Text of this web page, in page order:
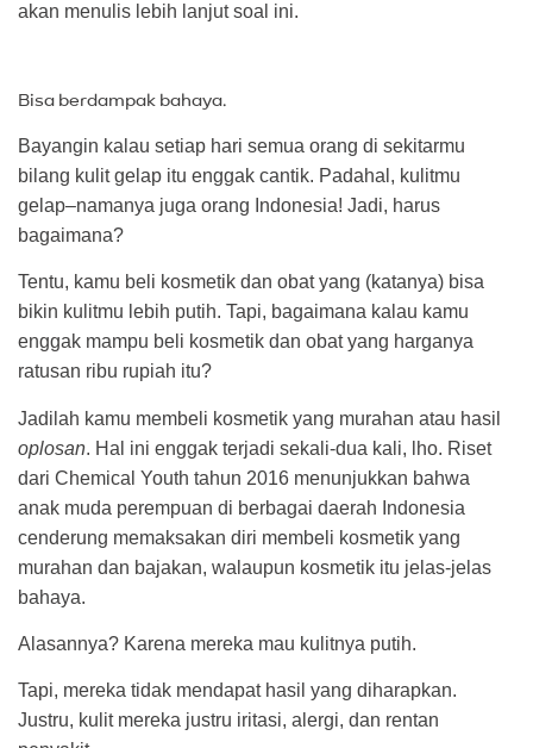
akan menulis lebih lanjut soal ini.
Bisa berdampak bahaya.
Bayangin kalau setiap hari semua orang di sekitarmu
bilang kulit gelap itu enggak cantik. Padahal, kulitmu
gelap–namanya juga orang Indonesia! Jadi, harus
bagaimana?
Tentu, kamu beli kosmetik dan obat yang (katanya) bisa
bikin kulitmu lebih putih. Tapi, bagaimana kalau kamu
enggak mampu beli kosmetik dan obat yang harganya
ratusan ribu rupiah itu?
Jadilah kamu membeli kosmetik yang murahan atau hasil
oplosan. Hal ini enggak terjadi sekali-dua kali, lho. Riset
dari Chemical Youth tahun 2016 menunjukkan bahwa
anak muda perempuan di berbagai daerah Indonesia
cenderung memaksakan diri membeli kosmetik yang
murahan dan bajakan, walaupun kosmetik itu jelas-jelas
bahaya.
Alasannya? Karena mereka mau kulitnya putih.
Tapi, mereka tidak mendapat hasil yang diharapkan.
Justru, kulit mereka justru iritasi, alergi, dan rentan